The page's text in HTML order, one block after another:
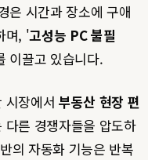
은 시간과 장소에 구애
며, '고성능 PC 불필
이끌고 있습니다.
시장에서 부동산 현장 편
다른 경쟁자들을 압도하
의 자동화 기능은 반복